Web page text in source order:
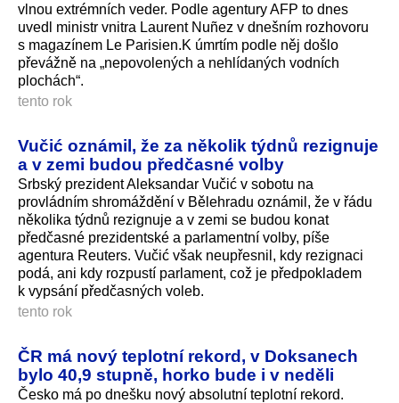
vlnou extrémních veder. Podle agentury AFP to dnes
uvedl ministr vnitra Laurent Nuñez v dnešním rozhovoru
s magazínem Le Parisien.K úmrtím podle něj došlo
převážně na „nepovolených a nehlídaných vodních
plochách“.
tento rok
Vučić oznámil, že za několik týdnů rezignuje
a v zemi budou předčasné volby
Srbský prezident Aleksandar Vučić v sobotu na
provládním shromáždění v Bělehradu oznámil, že v řádu
několika týdnů rezignuje a v zemi se budou konat
předčasné prezidentské a parlamentní volby, píše
agentura Reuters. Vučić však neupřesnil, kdy rezignaci
podá, ani kdy rozpustí parlament, což je předpokladem
k vypsání předčasných voleb.
tento rok
ČR má nový teplotní rekord, v Doksanech
bylo 40,9 stupně, horko bude i v neděli
Česko má po dnešku nový absolutní teplotní rekord.